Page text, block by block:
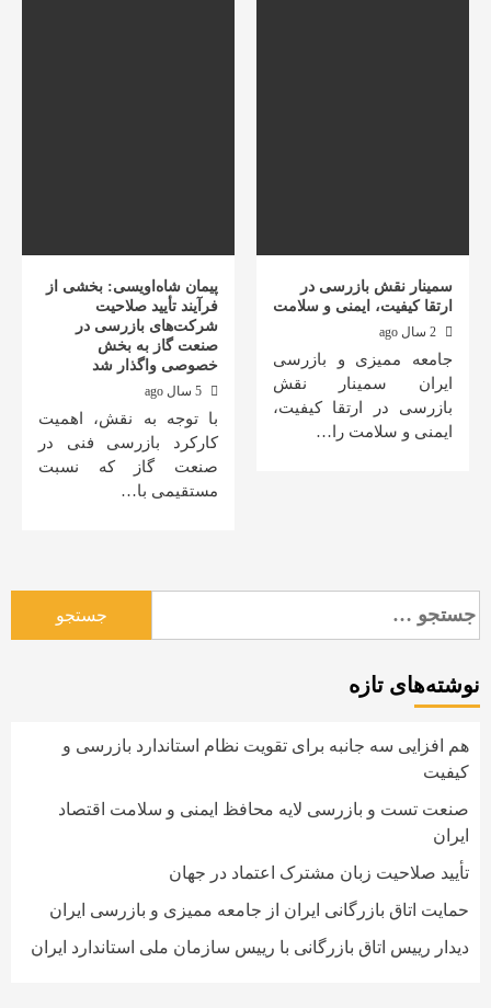
سمینار نقش بازرسی در
ارتقا کیفیت، ایمنی و سلامت
جامعه ممیزی و بازرسی
ایران سمینار نقش
بازرسی در ارتقا کیفیت،
ایمنی و سلامت را…
پیمان شاه‌اویسی: بخشی از
فرآیند تأیید صلاحیت
شرکت‌های بازرسی در
صنعت گاز به بخش
خصوصی واگذار شد
با توجه به نقش، اهمیت
کارکرد بازرسی فنی در
صنعت گاز که نسبت
مستقیمی با…
جستجو
برای:
نوشته‌های تازه
هم افزایی سه جانبه برای تقویت نظام استاندارد بازرسی و
کیفیت
صنعت تست و بازرسی لایه محافظ ایمنی و سلامت اقتصاد
ایران
تأیید صلاحیت زبان مشترک اعتماد در جهان
حمایت اتاق بازرگانی ایران از جامعه ممیزی و بازرسی ایران
دیدار رییس اتاق بازرگانی با رییس سازمان ملی استاندارد ایران